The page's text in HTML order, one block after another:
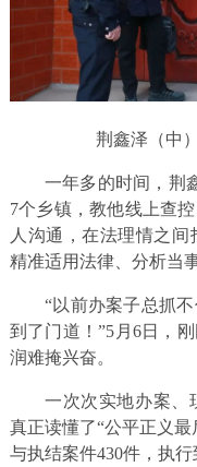
荆鑫泽（中
一年多的时间，荆
7个乡镇，教他线上查
人沟通，在法理情之间
精准适用法律、分析当
“以前办案子总抓
到了门道！”5月6日，
润难掩兴奋。
一次次实地办案、
真正读懂了“公平正义
与执结案件430件，执行